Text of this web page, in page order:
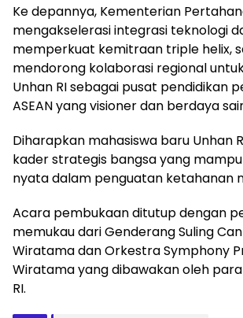
Ke depannya, Kementerian
mengakselerasi integrasi teknologi
memperkuat kemitraan triple helix,
mendorong kolaborasi regional
Unhan RI sebagai pusat pendidikan
ASEAN yang visioner dan berdaya
Diharapkan mahasiswa baru Unhan
kader strategis bangsa yang
nyata dalam penguatan ketahanan
Acara pembukaan ditutup dengan
memukau dari Genderang Suling
Wiratama dan Orkestra Symphony
Wiratama yang dibawakan oleh
RI.